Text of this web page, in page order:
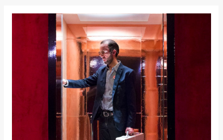
Grøntved
Lucky show
Lille scene
(Black Box
teater)
Kylén Collins